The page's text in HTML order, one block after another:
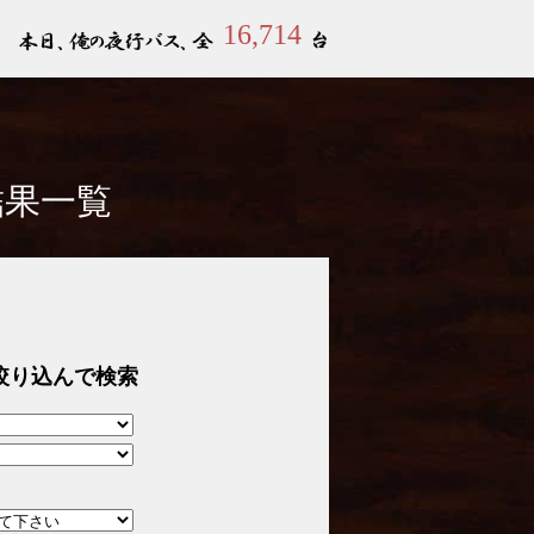
16,714
一覧
り込んで検索